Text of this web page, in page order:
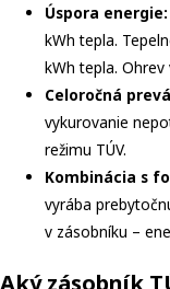
Úspora
kWh tepla.
kWh tepla.
Celoročná
vykurovanie
režimu TÚV.
Kombinácia s
vyrába
v zásobníku –
Aký zásobník